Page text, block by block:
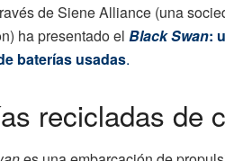
de Siene Alliance (una
ha presentado el Black Swan:
baterías usadas.
recicladas de